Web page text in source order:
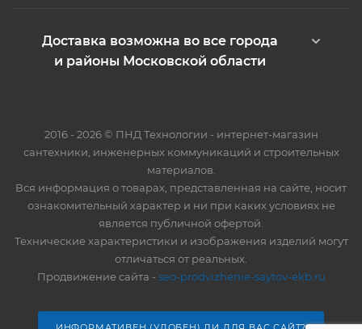
Доставка возможна во все города
и районы Московской области
2016 - 2026 © ПНД Технологии - интернет-магазин
сантехники, инженерных коммуникаций и строительных
материалов.
Вся информация о товарах, представленная на сайте, носит
ознакомительный характер и ни при каких условиях не
является публичной офертой.
Технические характеристики и изображения изделий могут
отличаться от реальных.
Продвижение сайта - seo-prodvizhenie-saytov-ekb.ru